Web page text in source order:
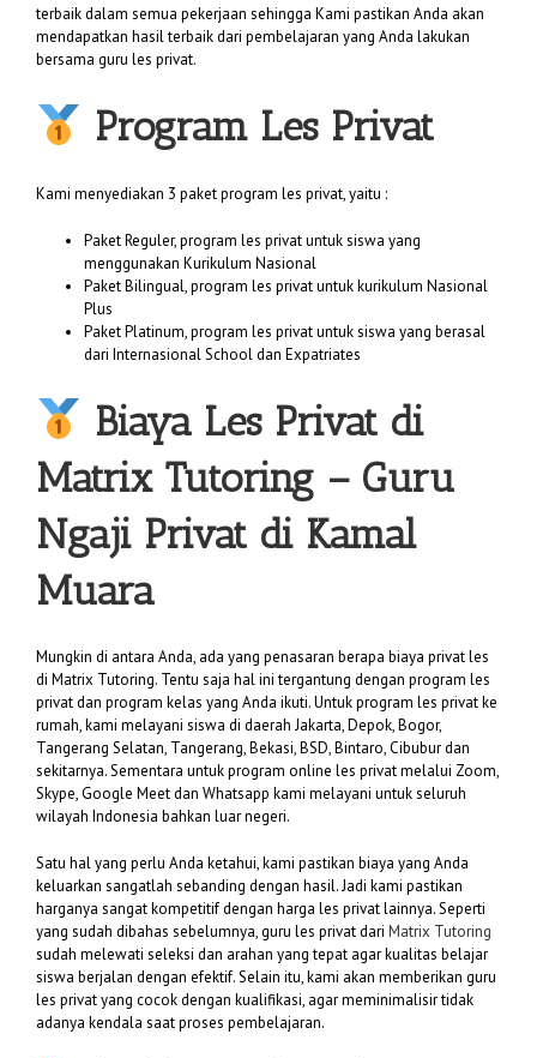
terbaik dalam semua pekerjaan sehingga Kami pastikan Anda akan
mendapatkan hasil terbaik dari pembelajaran yang Anda lakukan
bersama guru les privat.
Program Les Privat
Kami menyediakan 3 paket program les privat, yaitu :
Paket Reguler, program les privat untuk siswa yang
menggunakan Kurikulum Nasional
Paket Bilingual, program les privat untuk kurikulum Nasional
Plus
Paket Platinum, program les privat untuk siswa yang berasal
dari Internasional School dan Expatriates
Biaya Les Privat di
Matrix Tutoring – Guru
Ngaji Privat di Kamal
Muara
Mungkin di antara Anda, ada yang penasaran berapa biaya privat les
di Matrix Tutoring. Tentu saja hal ini tergantung dengan program les
privat dan program kelas yang Anda ikuti. Untuk program les privat ke
rumah, kami melayani siswa di daerah Jakarta, Depok, Bogor,
Tangerang Selatan, Tangerang, Bekasi, BSD, Bintaro, Cibubur dan
sekitarnya. Sementara untuk program online les privat melalui Zoom,
Skype, Google Meet dan Whatsapp kami melayani untuk seluruh
wilayah Indonesia bahkan luar negeri.
Satu hal yang perlu Anda ketahui, kami pastikan biaya yang Anda
keluarkan sangatlah sebanding dengan hasil. Jadi kami pastikan
harganya sangat kompetitif dengan harga les privat lainnya. Seperti
yang sudah dibahas sebelumnya, guru les privat dari Matrix Tutoring
sudah melewati seleksi dan arahan yang tepat agar kualitas belajar
siswa berjalan dengan efektif. Selain itu, kami akan memberikan guru
les privat yang cocok dengan kualifikasi, agar meminimalisir tidak
adanya kendala saat proses pembelajaran.